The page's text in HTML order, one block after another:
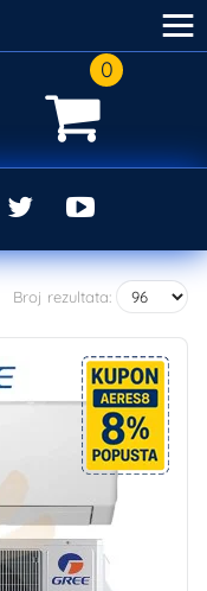
0
Broj rezultata:
≡